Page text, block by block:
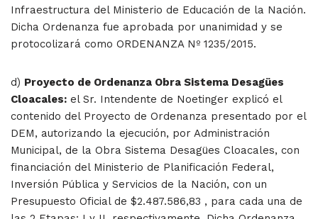
Infraestructura del Ministerio de Educación de la Nación.
Dicha Ordenanza fue aprobada por unanimidad y se
protocolizará como ORDENANZA Nº 1235/2015.
d) Proyecto de Ordenanza Obra Sistema Desagües
Cloacales: el Sr. Intendente de Noetinger explicó el
contenido del Proyecto de Ordenanza presentado por el
DEM, autorizando la ejecución, por Administración
Municipal, de la Obra Sistema Desagües Cloacales, con
financiación del Ministerio de Planificación Federal,
Inversión Pública y Servicios de la Nación, con un
Presupuesto Oficial de $2.487.586,83 , para cada una de